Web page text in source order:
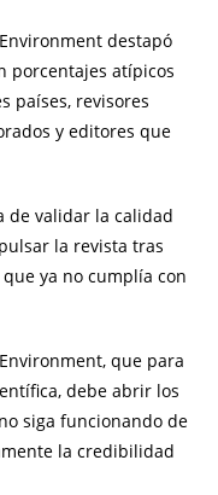
destapó
porcentajes atípicos
países, revisores
y editores que
de validar la calidad
la revista tras
ya no cumplía con
que para
debe abrir los
siga funcionando de
la credibilidad